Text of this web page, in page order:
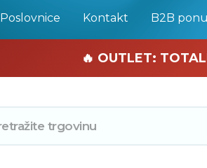
Poslovnice Kontakt B2B
🏄
🔥 OUTLET: